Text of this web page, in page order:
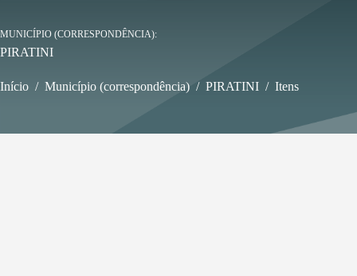
MUNICÍPIO (CORRESPONDÊNCIA)
PIRATINI
Início / Município (correspondência) / PIRATINI / Itens